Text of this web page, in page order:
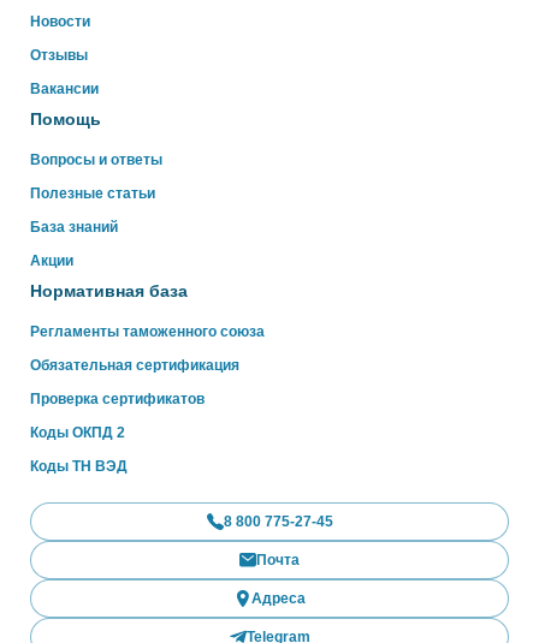
Новости
Отзывы
Вакансии
Помощь
Вопросы и ответы
Полезные статьи
База знаний
Акции
Нормативная база
Регламенты таможенного союза
Обязательная сертификация
Проверка сертификатов
Коды ОКПД 2
Коды ТН ВЭД
8 800 775-27-45
Почта
Адреса
Telegram